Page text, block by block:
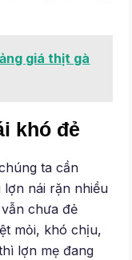
giá thịt gà
khó đẻ
ta cần
lợn nái rặn nhiều
chưa đẻ
mỏi, khó chịu,
lợn mẹ đang